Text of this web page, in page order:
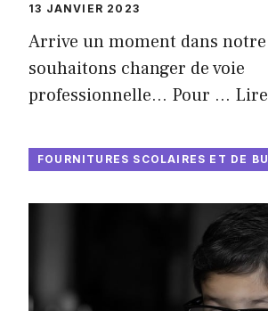
13 JANVIER 2023
Arrive un moment dans
souhaitons changer de voie
professionnelle… Pour …
FOURNITURES SCOLAIRES ET DE